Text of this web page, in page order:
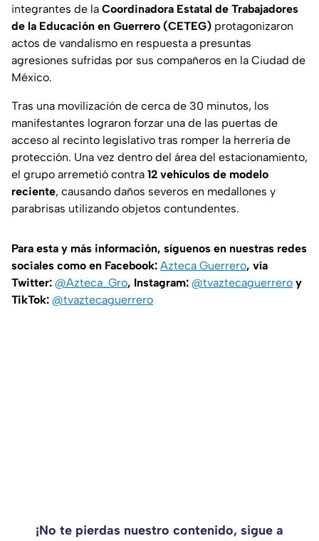
integrantes de la Coordinadora Estatal de Trabajadores
de la Educación en Guerrero (CETEG) protagonizaron
actos de vandalismo en respuesta a presuntas
agresiones sufridas por sus compañeros en la Ciudad de
México.
Tras una movilización de cerca de 30 minutos, los
manifestantes lograron forzar una de las puertas de
acceso al recinto legislativo tras romper la herrería de
protección. Una vez dentro del área del estacionamiento,
el grupo arremetió contra 12 vehículos de modelo
reciente, causando daños severos en medallones y
parabrisas utilizando objetos contundentes.
Para esta y más información, síguenos en nuestras redes
sociales como en Facebook: Azteca Guerrero, vía
Twitter: @Azteca_Gro, Instagram: @tvaztecaguerrero y
TikTok: @tvaztecaguerrero
¡No te pierdas nuestro contenido, sigue a